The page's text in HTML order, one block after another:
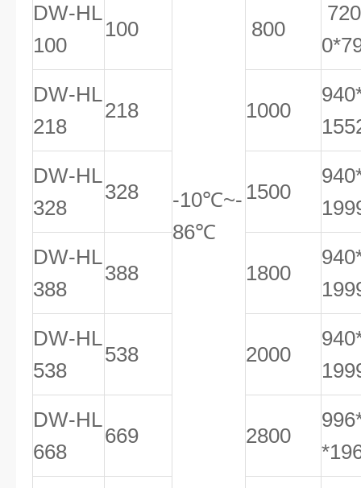
-10℃~-
86℃
DW-HL
100
100 800
DW-HL
218
218 1000
DW-HL
328
328 1500
DW-HL
388
388 1800
DW-HL
538
538 2000
DW-HL
668
669 2800